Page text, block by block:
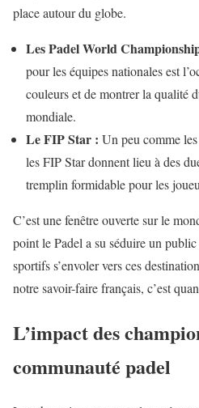
place autour du globe.
Les Padel World
pour les équipes nationales est
couleurs et de montrer la qualité
mondiale.
Le FIP Star : Un peu comme
les FIP Star donnent lieu à des
tremplin formidable pour les
C’est une fenêtre ouverte sur le
point le Padel a su séduire un
sportifs s’envoler vers ces
notre savoir-faire français, c’est
L’impact des
communauté padel